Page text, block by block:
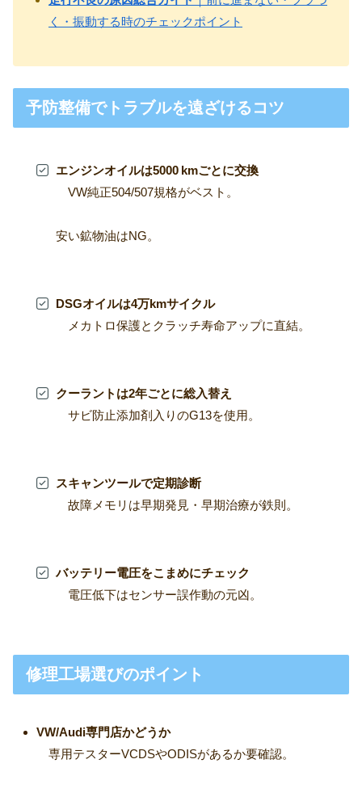
く・振動する時のチェックポイント
予防整備でトラブルを遠ざけるコツ
エンジンオイルは5000 kmごとに交換
VW純正504/507規格がベスト。
安い鉱物油はNG。
DSGオイルは4万kmサイクル
メカトロ保護とクラッチ寿命アップに直結。
クーラントは2年ごとに総入替え
サビ防止添加剤入りのG13を使用。
スキャンツールで定期診断
故障メモリは早期発見・早期治療が鉄則。
バッテリー電圧をこまめにチェック
電圧低下はセンサー誤作動の元凶。
修理工場選びのポイント
VW/Audi専門店かどうか
専用テスターVCDSやODISがあるか要確認。